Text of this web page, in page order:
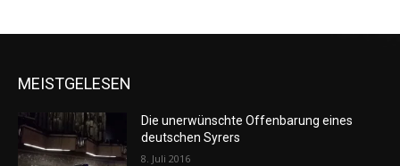
MEISTGELESEN
Die unerwünschte Offenbarung eines
deutschen Syrers
8. Juli 2016